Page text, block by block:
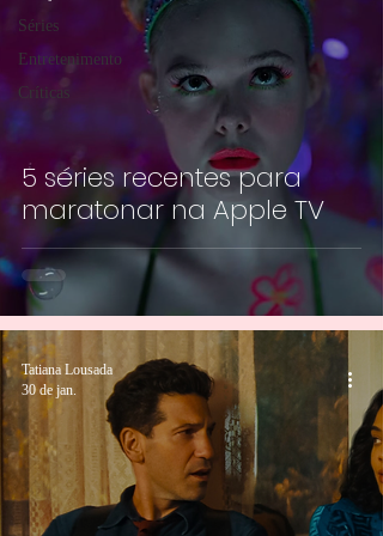
Séries
Entretenimento
Críticas
5 séries recentes para
maratonar na Apple TV
Tatiana Lousada
30 de jan.